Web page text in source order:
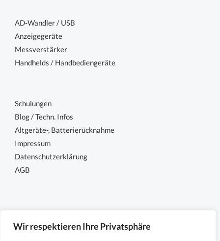
Wir respektieren Ihre Privatsphäre
AD-Wandler / USB
Anzeigegeräte
Messverstärker
Handhelds / Handbediengeräte
Schulungen
Blog / Techn. Infos
Altgeräte-, Batterierücknahme
Impressum
Datenschutzerklärung
AGB